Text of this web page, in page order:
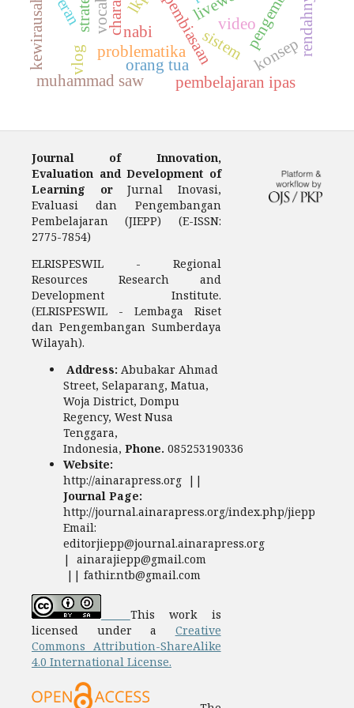
pembiasaan
problematika
orang tua
muhammad saw
nabi
pembelajaran ipas
kewirausahaan sistem
vlog
video rendahnya
konsep
Journal of Innovation,
Evaluation and Development of
Learning orJurnal Inovasi,
Evaluasi dan Pengembangan
Pembelajaran (JIEPP) (E-ISSN:
2775-7854)
ELRISPESWIL - Regional
Resources Research and
Development Institute.
(ELRISPESWIL - Lembaga Riset
dan Pengembangan Sumberdaya
Wilayah).
Address: Abubakar Ahmad
Street, Selaparang, Matua,
Woja District, Dompu
Regency, West Nusa
Tenggara,
Indonesia, Phone. 085253190336
Website:
http://ainarapress.org ||
Journal Page:
http://journal.ainarapress.org/index.php/jiepp
Email:
editorjiepp@journal.ainarapress.org
| ainarajiepp@gmail.com
|| fathir.ntb@gmail.com
This work is
licensed under a Creative
Commons Attribution-ShareAlike
4.0 International License.